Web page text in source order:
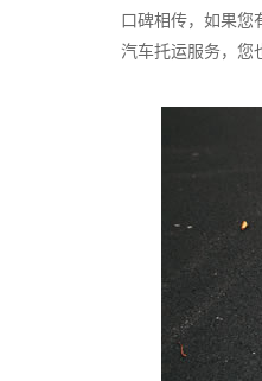
口碑相传，如果您
汽车托运服务，您